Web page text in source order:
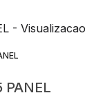
PANEL